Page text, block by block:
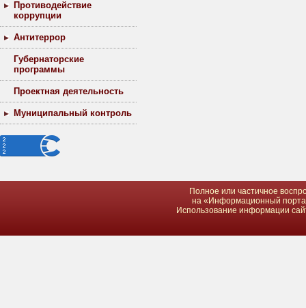
Противодействие
коррупции
Антитеррор
Губернаторские
программы
Проектная деятельность
Муниципальный контроль
Полное или частичное
на «Информационный
Использование информации